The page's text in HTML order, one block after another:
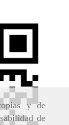
y de
de